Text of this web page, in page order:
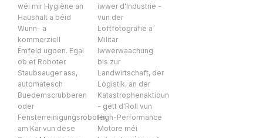
wéi mir Hygiène an
Haushalt a béid
Wunn- a
kommerziell
Ëmfeld ugoen. Egal
ob et Roboter
Staubsauger ass,
automatesch
Buedemscrubberen
oder
Fënsterreinigungsroboter,
am Kär vun dëse
iwwer d'Industrie -
vun der
Loftfotografie a
Militär
Iwwerwaachung
bis zur
Landwirtschaft, der
Logistik, an der
Katastrophenaktioun
- gëtt d'Roll vun
High-Performance
Motore méi